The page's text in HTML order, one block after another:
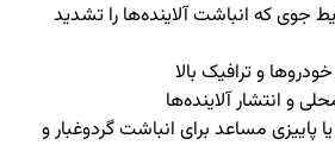
جوی که انباشت آلاینده‌ها را تشدید
و ترافیک بالا
و انتشار آلاینده‌ها
پاییزی مساعد برای انباشت گردوغبار و